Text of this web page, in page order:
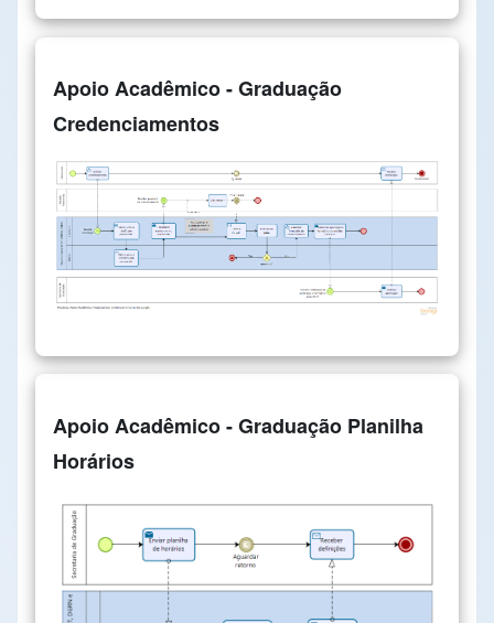
Apoio Acadêmico - Graduação
Credenciamentos
Apoio Acadêmico - Graduação Planilha
Horários